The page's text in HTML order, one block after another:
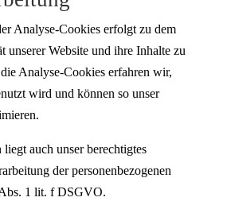
Analyse-Cookies erfolgt zu dem
unserer Website und ihre Inhalte zu
Analyse-Cookies erfahren wir,
wird und können so unser
auch unser berechtigtes
der personenbezogenen
1 lit. f DSGVO.